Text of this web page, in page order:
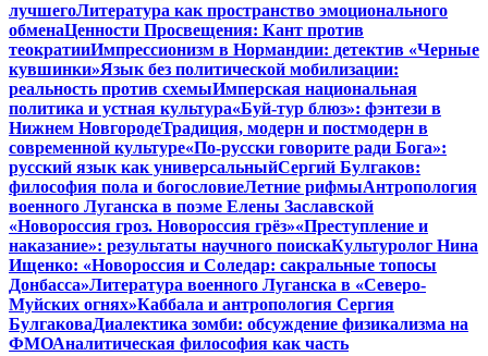
лучшегоЛитература как пространство эмоционального
обменаЦенности Просвещения: Кант против
теократииИмпрессионизм в Нормандии: детектив «Черные
кувшинки»Язык без политической мобилизации:
реальность против схемыИмперская национальная
политика и устная культура«Буй-тур блюз»: фэнтези в
Нижнем НовгородеТрадиция, модерн и постмодерн в
современной культуре«По-русски говорите ради Бога»:
русский язык как универсальныйСергий Булгаков:
философия пола и богословиеЛетние рифмыАнтропология
военного Луганска в поэме Елены Заславской
«Новороссия гроз. Новороссия грёз»«Преступление и
наказание»: результаты научного поискаКультуролог Нина
Ищенко: «Новороссия и Соледар: сакральные топосы
Донбасса»Литература военного Луганска в «Северо-
Муйских огнях»Каббала и антропология Сергия
БулгаковаДиалектика зомби: обсуждение физикализма на
ФМОАналитическая философия как часть